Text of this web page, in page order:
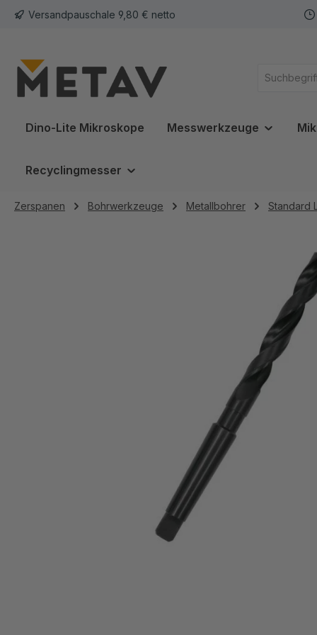
Zur Hauptnavigation springen
Versandpauschale 9,80 € netto
Dino-Lite Mikroskope Messwerkzeuge
Recyclingmesser
Zerspanen Bohrwerkzeuge Metallbohrer Standard